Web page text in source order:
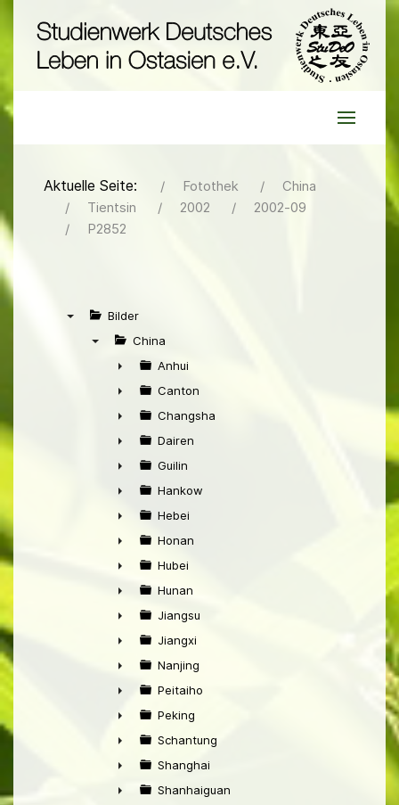
Aktuelle Seite: Fotothek
China
Tientsin
2002
2002-09
P2852
Bilder
China
►
Anhui
►
Canton
►
Changsha
►
Dairen
►
Guilin
►
Hankow
►
Hebei
►
Honan
►
Hubei
►
Hunan
►
Jiangsu
►
Jiangxi
►
Nanjing
►
Peitaiho
►
Peking
►
Schantung
►
Shanghai
Shanhaiguan